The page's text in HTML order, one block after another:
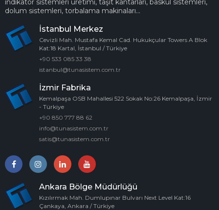
indikatör sistemleri üretimi, taşıt kantarları, baskül sistemleri,
dolum sistemleri, torbalama makinaları...
İstanbul Merkez
Cevizli Mah. Mustafa Kemal Cad. Hukukçular Towers A Blok
Kat:18 Kartal, İstanbul / Türkiye
+90 533 085 33 38
istanbul@tunasistem.com.tr
İzmir Fabrika
Kemalpaşa OSB Mahallesi 522 Sokak No:26 Kemalpaşa, İzmir
- Türkiye
+90 850 777 88 62
info@tunasistem.com.tr
satis@tunasistem.com.tr
Ankara Bölge Müdürlüğü
Kızılırmak Mah. Dumlupınar Bulvarı Next Level Kat:16
Çankaya, Ankara / Türkiye